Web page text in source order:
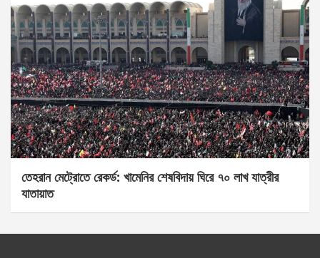
তেহরান মেট্রোতে রেকর্ড: খামেনির শেষবিদায় ঘিরে ৭০ লাখ যাত্রীর
যাতায়াত